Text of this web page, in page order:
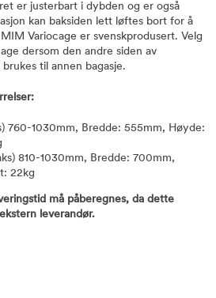
er justerbart i dybden og er også
kan baksiden lett løftes bort for å
Variocage er svenskprodusert. Velg
dersom den andre siden av
til annen bagasje.
760-1030mm, Bredde: 555mm, Høyde:
810-1030mm, Bredde: 700mm,
22kg
må påberegnes, da dette
leverandør.